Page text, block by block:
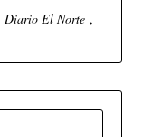
Diario El Norte ,